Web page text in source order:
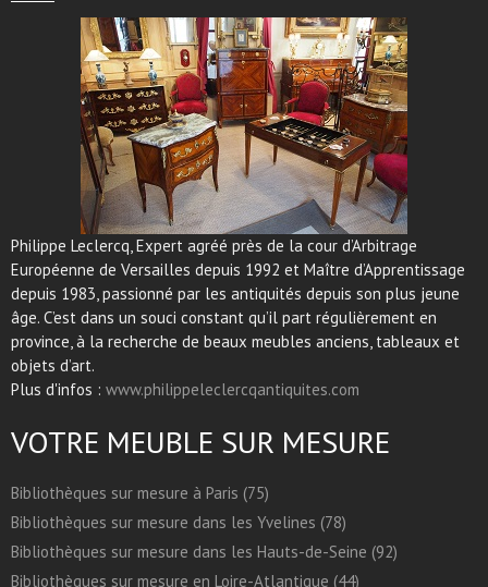
Philippe Leclercq, Expert agréé près de la cour d’Arbitrage
Européenne de Versailles depuis 1992 et Maître d’Apprentissage
depuis 1983, passionné par les antiquités depuis son plus jeune
âge. C’est dans un souci constant qu’il part régulièrement en
province, à la recherche de beaux meubles anciens, tableaux et
objets d’art.
Plus d'infos : www.philippeleclercqantiquites.com
VOTRE MEUBLE SUR MESURE
Bibliothèques sur mesure à Paris (75)
Bibliothèques sur mesure dans les Yvelines (78)
Bibliothèques sur mesure dans les Hauts-de-Seine (92)
Bibliothèques sur mesure en Loire-Atlantique (44)